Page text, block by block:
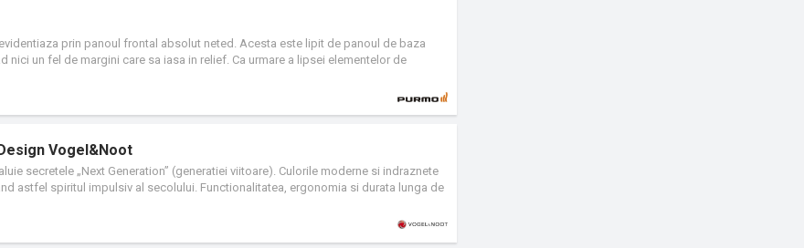
prin panoul frontal absolut neted. Acesta este lipit de panoul de baza
nici un fel de margini care sa iasa in relief. Ca urmare a lipsei elementelor de
racorduri cu filet interior G 1/2" permit racordarea laterala atat din partea dreapta cat
Vogel&Noot
secretele „Next Generation” (generatiei viitoare). Culorile moderne si indraznete
astfel spiritul impulsiv al secolului. Functionalitatea, ergonomia si durata lunga de